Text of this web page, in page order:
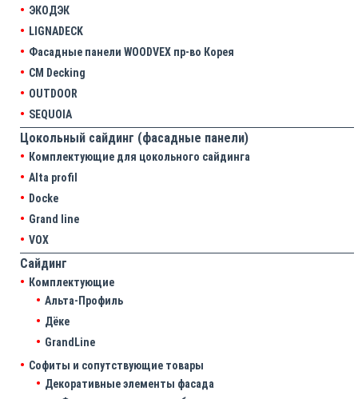
ЭКОДЭК
LIGNADECK
Фасадные панели WOODVEX пр-во Корея
CM Decking
OUTDOOR
SEQUOIA
Цокольный сайдинг (фасадные панели)
Комплектующие для цокольного сайдинга
Alta profil
Docke
Grand line
VOX
Сайдинг
Комплектующие
Альта-Профиль
Дёке
GrandLine
Софиты и сопутствующие товары
Декоративные элементы фасада